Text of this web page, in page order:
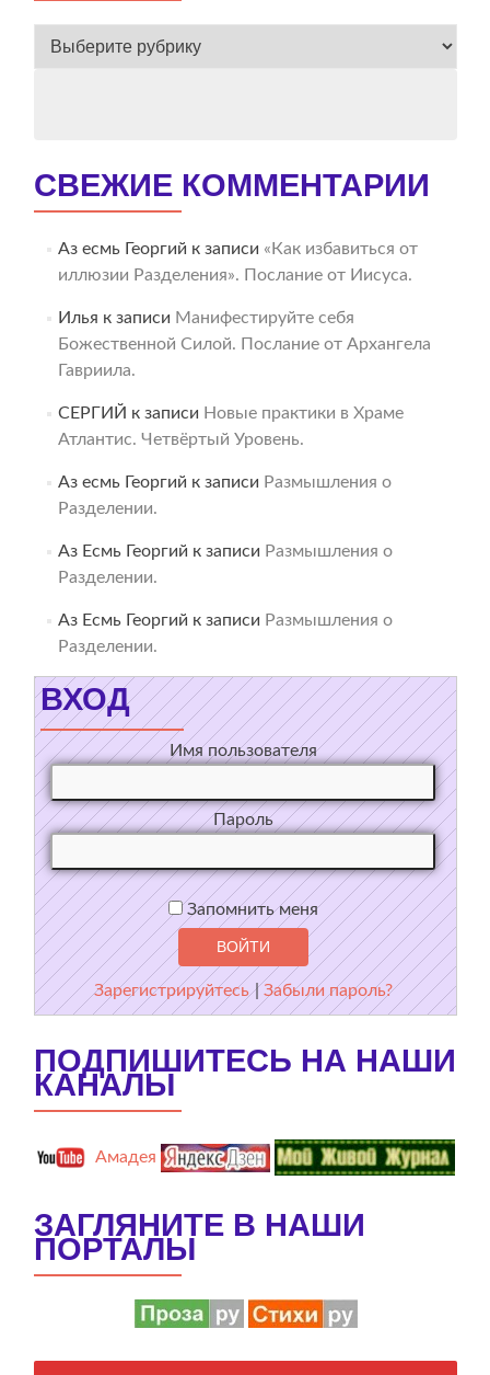
ВЕСЬ
СВЕЖИЕ КОММЕНТАРИИ
Аз есмь Георгий к записи «Как избавиться от
иллюзии Разделения». Послание от Иисуса.
Илья к записи Манифестируйте себя
Божественной Силой. Послание от Архангела
Гавриила.
СЕРГИЙ к записи Новые практики в Храме
Атлантис. Четвёртый Уровень.
Аз есмь Георгий к записи Размышления о
Разделении.
Аз Есмь Георгий к записи Размышления о
Разделении.
Аз Есмь Георгий к записи Размышления о
Разделении.
ВХОД
Имя пользователя
Пароль
Запомнить меня
Зарегистрируйтесь |Забыли пароль?
ПОДПИШИТЕСЬ НА НАШИ
КАНАЛЫ
Амадея
ЗАГЛЯНИТЕ В НАШИ
ПОРТАЛЫ